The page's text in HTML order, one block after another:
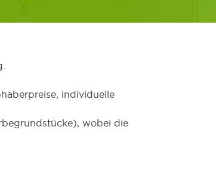
individuelle
wobei die